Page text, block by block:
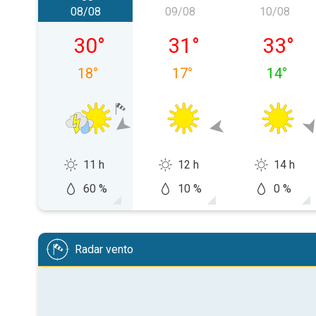
sabato 08/08
08/08
30°
18°
11 h
60 %
domenica 09/08
09/08
31 °
17°
12 h
10 %
lunedì
10/08
33°
14°
14 h
0 %
Radar vento